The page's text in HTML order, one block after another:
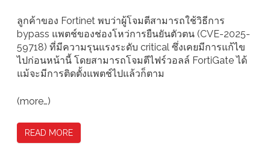
ลูกค้าของ Fortinet พบว่าผู้โจมตีสามารถใช้วิธีการ
bypass แพตช์ของช่องโหว่การยืนยันตัวตน (CVE-2025-
59718) ที่มีความรุนแรงระดับ critical ซึ่งเคยมีการแก้ไข
ไปก่อนหน้านี้ โดยสามารถโจมตีไฟร์วอลล์ FortiGate ได้
แม้จะมีการติดตั้งแพตช์ไปแล้วก็ตาม
(more…)
READ MORE